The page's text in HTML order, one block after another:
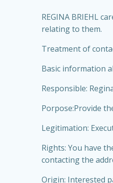
REGINA BRIEHL
relating to them.
Treatment of
Basic information
Responsible:
Porpose:Provide
Legitimation:
Rights: You have
contacting the
Origin: Interested